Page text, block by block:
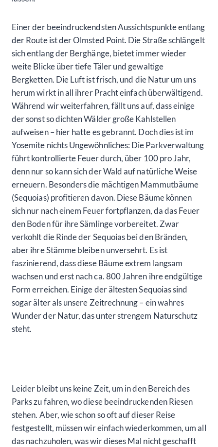
Einer der beeindruckendsten Aussichtspunkte entlang
der Route ist der Olmsted Point. Die Straße schlängelt
sich entlang der Berghänge, bietet immer wieder
weite Blicke über tiefe Täler und gewaltige
Bergketten. Die Luft ist frisch, und die Natur um uns
herum wirkt in all ihrer Pracht einfach überwältigend.
Während wir weiterfahren, fällt uns auf, dass einige
der sonst so dichten Wälder große Kahlstellen
aufweisen – hier hatte es gebrannt. Doch dies ist im
Yosemite nichts Ungewöhnliches: Die Parkverwaltung
führt kontrollierte Feuer durch, über 100 pro Jahr,
denn nur so kann sich der Wald auf natürliche Weise
erneuern. Besonders die mächtigen Mammutbäume
(Sequoias) profitieren davon. Diese Bäume können
sich nur nach einem Feuer fortpflanzen, da das Feuer
den Boden für ihre Sämlinge vorbereitet. Zwar
verkohlt die Rinde der Sequoias bei den Bränden,
aber ihre Stämme bleiben unversehrt. Es ist
faszinierend, dass diese Bäume extrem langsam
wachsen und erst nach ca. 800 Jahren ihre endgültige
Form erreichen. Einige der ältesten Sequoias sind
sogar älter als unsere Zeitrechnung – ein wahres
Wunder der Natur, das unter strengem Naturschutz
steht.
Leider bleibt uns keine Zeit, um in den Bereich des
Parks zu fahren, wo diese beeindruckenden Riesen
stehen. Aber, wie schon so oft auf dieser Reise
festgestellt, müssen wir einfach wiederkommen, um all
das nachzuholen, was wir dieses Mal nicht geschafft